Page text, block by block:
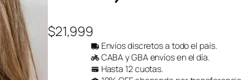
$21,999
Envíos discretos a todo el país.
CABA y GBA envíos en el día.
Hasta 12 cuotas.